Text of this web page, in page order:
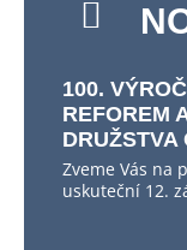
100.
REFOREM
DRUŽSTVA
Zveme Vás na
uskuteční 12.